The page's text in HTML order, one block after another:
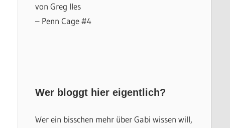
von Greg Iles
– Penn Cage #4
Wer bloggt hier eigentlich?
Wer ein bisschen mehr über Gabi wissen will,